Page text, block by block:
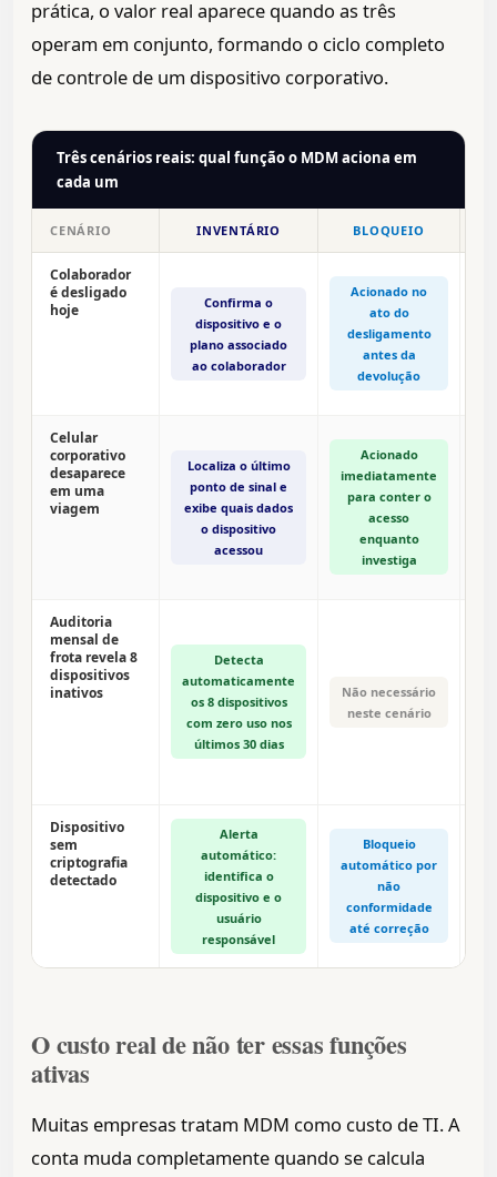
prática, o valor real aparece quando as três
operam em conjunto, formando o ciclo completo
de controle de um dispositivo corporativo.
Três cenários reais: qual função o MDM aciona em
cada um
CENÁRIO INVENTÁRIO BLOQUEIO
Colaborador
é desligado
hoje
Confirma o
dispositivo e o
plano associado
ao colaborador
Acionado no
ato do
desligamento
antes da
devolução
Celular
corporativo
desaparece
em uma
viagem
Localiza o último
ponto de sinal e
exibe quais dados
o dispositivo
acessou
Acionado
imediatamente
para conter o
acesso
enquanto
investiga
Auditoria
mensal de
frota revela 8
dispositivos
inativos
Detecta
automaticamente
os 8 dispositivos
com zero uso nos
últimos 30 dias
Não necessário
neste cenário
Dispositivo
sem
criptografia
detectado
Alerta
automático:
identifica o
dispositivo e o
usuário
responsável
Bloqueio
automático por
não
conformidade
até correção
O custo real de não ter essas funções
ativas
Muitas empresas tratam MDM como custo de TI. A
conta muda completamente quando se calcula